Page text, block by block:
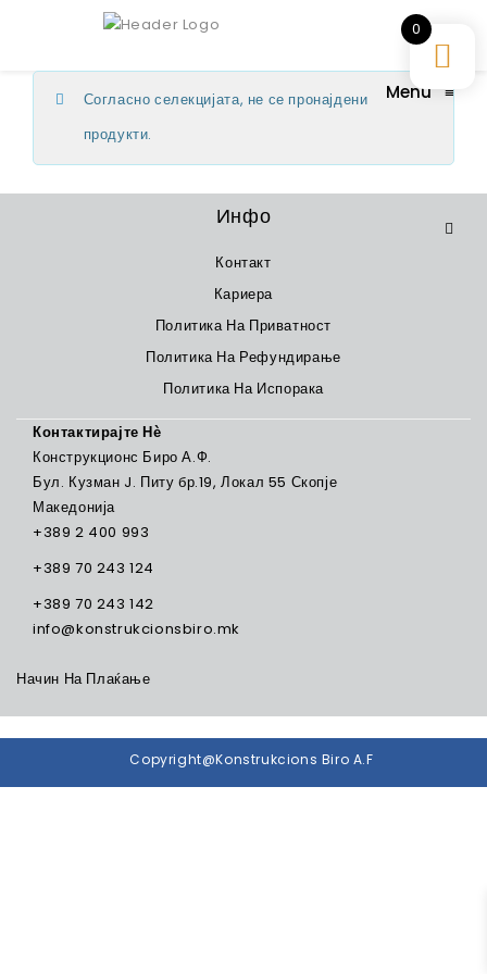
Menu≡
Согласно селекцијата, не се пронајдени
продукти.
Инфо
Контакт
Кариера
Политика На Приватност
Политика На Рефундирање
Политика На Испорака
Контактирајте Нѐ
Конструкционс Биро А.Ф.
Бул. Кузман J. Питу бр.19, Локал 55 Скопје
Македонија
+389 2 400 993
+389 70 243 124
+389 70 243 142
info@konstrukcionsbiro.mk
Начин На Плаќање
Copyright@Konstrukcions Biro A.F
0